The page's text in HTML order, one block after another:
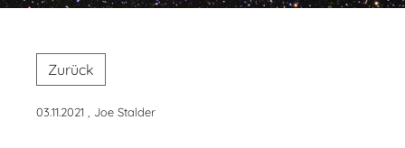
Zurück
03.11.2021 , Joe Stalder